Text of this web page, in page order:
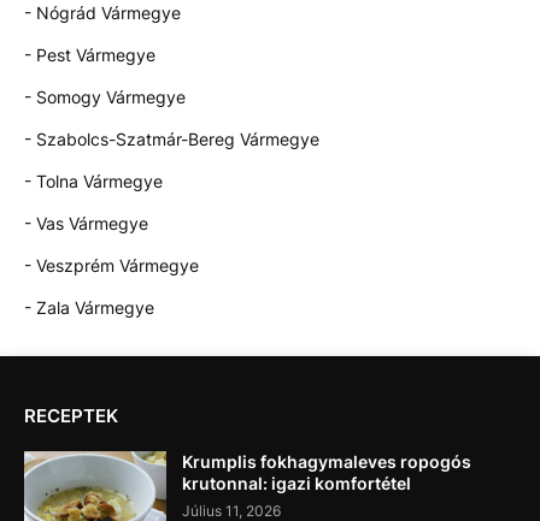
- Nógrád Vármegye
- Pest Vármegye
- Somogy Vármegye
- Szabolcs-Szatmár-Bereg Vármegye
- Tolna Vármegye
- Vas Vármegye
- Veszprém Vármegye
- Zala Vármegye
RECEPTEK
Krumplis fokhagymaleves ropogós
krutonnal: igazi komfortétel
Július 11, 2026